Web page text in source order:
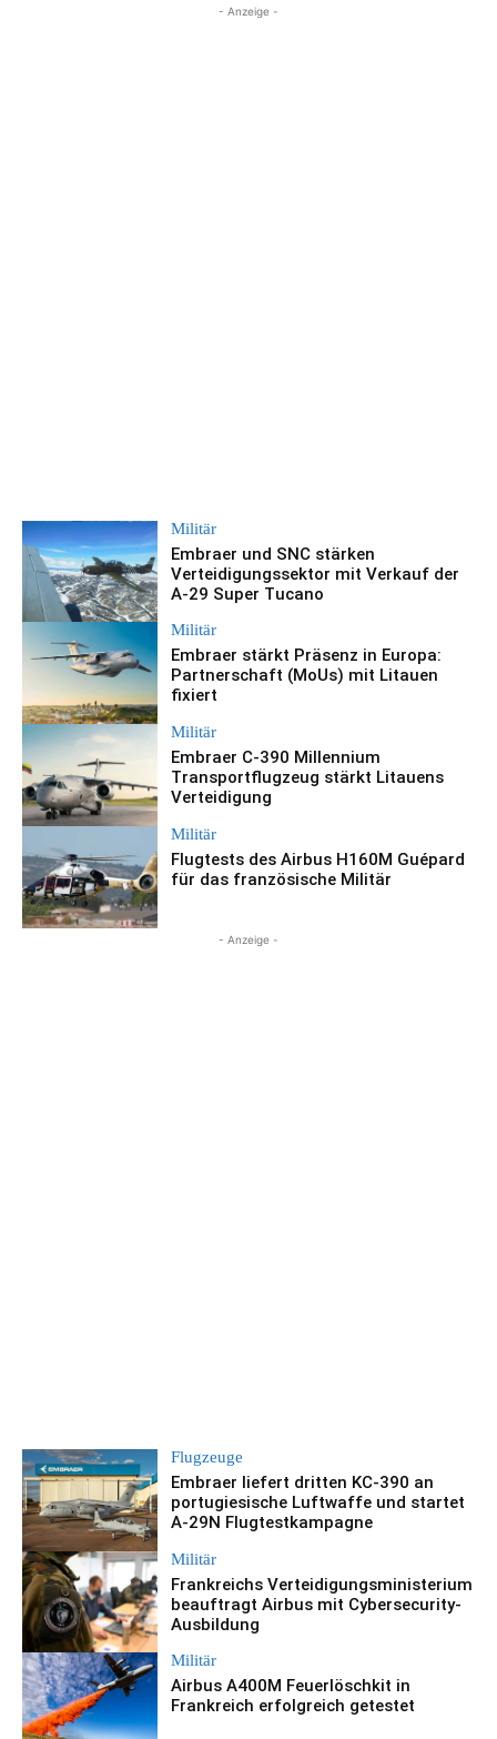
- Anzeige -
Militär
Embraer und SNC stärken
Verteidigungssektor mit Verkauf der
A-29 Super Tucano
Militär
Embraer stärkt Präsenz in Europa:
Partnerschaft (MoUs) mit Litauen
fixiert
Militär
Embraer C-390 Millennium
Transportflugzeug stärkt Litauens
Verteidigung
Militär
Flugtests des Airbus H160M Guépard
für das französische Militär
- Anzeige -
Flugzeuge
Embraer liefert dritten KC-390 an
portugiesische Luftwaffe und startet
A-29N Flugtestkampagne
Militär
Frankreichs Verteidigungsministerium
beauftragt Airbus mit Cybersecurity-
Ausbildung
Militär
Airbus A400M Feuerlöschkit in
Frankreich erfolgreich getestet